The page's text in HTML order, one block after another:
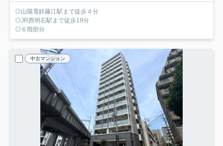
◎山陽電鉄藤江駅まで徒歩４分
◎JR西明石駅まで徒歩19分
◎６階部分
中古マンション